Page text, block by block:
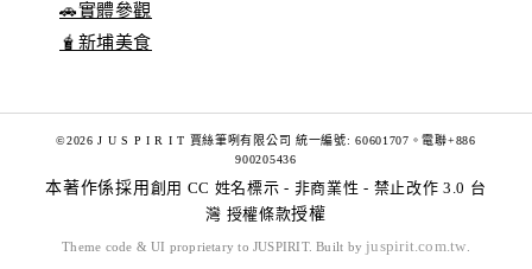
🚗實體參觀
🧋新埔美食
©2026 J U S P I R I T 賈絲筆咧有限公司 統一編號: 60601707。電聯+886
900205436
本著作係採用 創用 CC 姓名標示 - 非商業性 - 禁止改作 3.0 台
灣 授權條款授權
Theme code & UI proprietary to JUSPIRIT. Built by juspirit.com.tw